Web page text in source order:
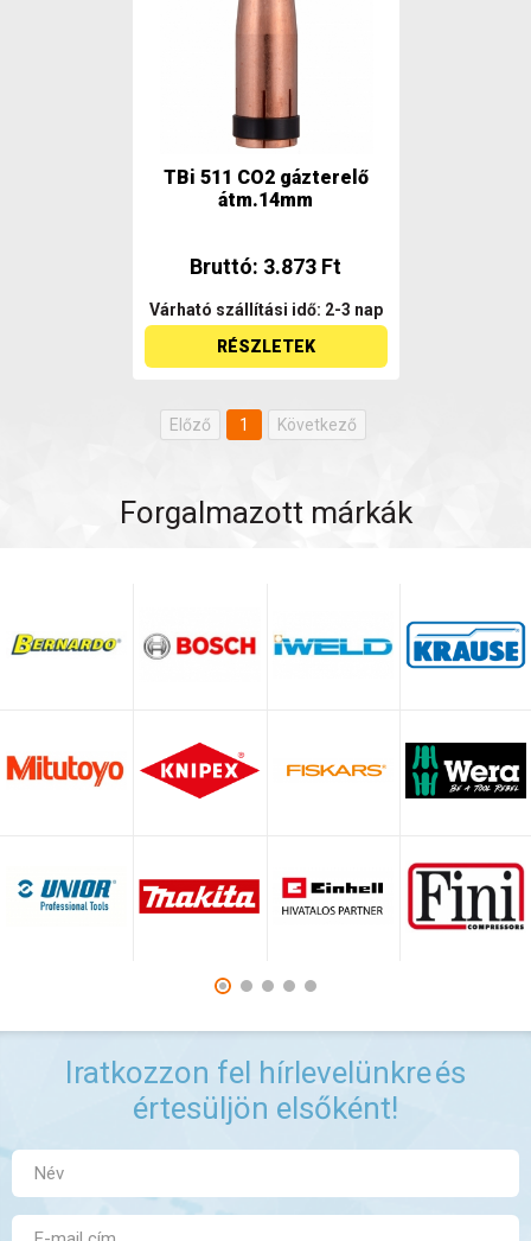
TBi 511 CO2 gázterelő
átm.14mm
Bruttó: 3.873 Ft
Várható szállítási idő: 2-3 nap
RÉSZLETEK
Előző 1 Következő
Forgalmazott márkák
Iratkozzon fel hírlevelünkreés
értesüljön elsőként!